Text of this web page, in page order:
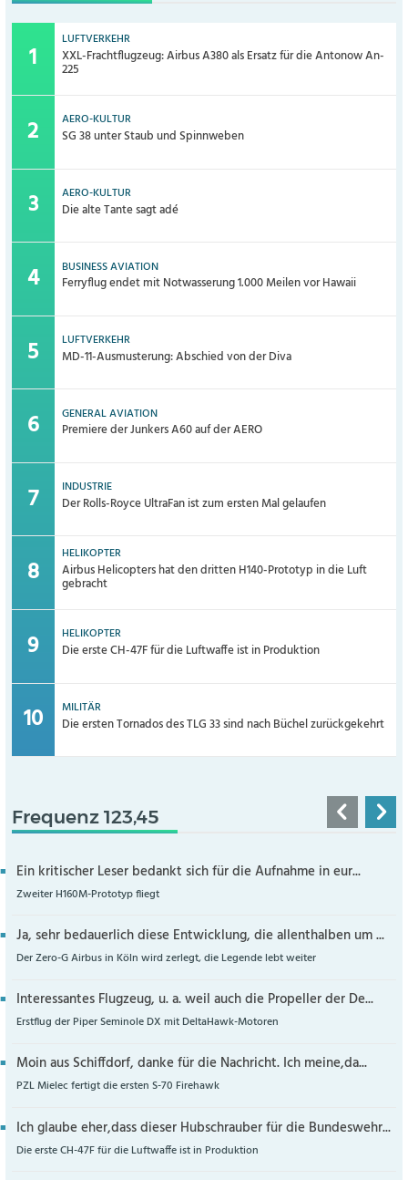
LUFTVERKEHR
XXL-Frachtflugzeug: Airbus A380 als Ersatz für die Antonow An-
225
AERO-KULTUR
SG 38 unter Staub und Spinnweben
AERO-KULTUR
Die alte Tante sagt adé
BUSINESS AVIATION
Ferryflug endet mit Notwasserung 1.000 Meilen vor Hawaii
LUFTVERKEHR
MD-11-Ausmusterung: Abschied von der Diva
GENERAL AVIATION
Premiere der Junkers A60 auf der AERO
INDUSTRIE
Der Rolls-Royce UltraFan ist zum ersten Mal gelaufen
HELIKOPTER
Airbus Helicopters hat den dritten H140-Prototyp in die Luft
gebracht
HELIKOPTER
Die erste CH-47F für die Luftwaffe ist in Produktion
MILITÄR
Die ersten Tornados des TLG 33 sind nach Büchel zurückgekehrt
Frequenz 123,45
Ein kritischer Leser bedankt sich für die Aufnahme in eur...
Zweiter H160M-Prototyp fliegt
Ja, sehr bedauerlich diese Entwicklung, die allenthalben um ...
Der Zero-G Airbus in Köln wird zerlegt, die Legende lebt weiter
Interessantes Flugzeug, u. a. weil auch die Propeller der De...
Erstflug der Piper Seminole DX mit DeltaHawk-Motoren
Moin aus Schiffdorf, danke für die Nachricht. Ich meine,da...
PZL Mielec fertigt die ersten S-70 Firehawk
Ich glaube eher,dass dieser Hubschrauber für die Bundeswehr...
Die erste CH-47F für die Luftwaffe ist in Produktion